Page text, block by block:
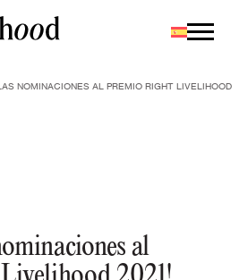
NOMINACIONES AL PREMIO RIGHT LIVELIHOOD
al